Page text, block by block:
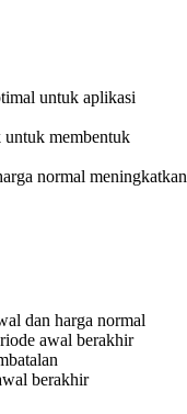
untuk aplikasi
untuk membentuk
normal meningkatkan
dan harga normal
awal berakhir
berakhir